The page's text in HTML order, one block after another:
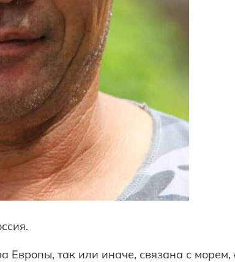
Европы, так или иначе, связана с